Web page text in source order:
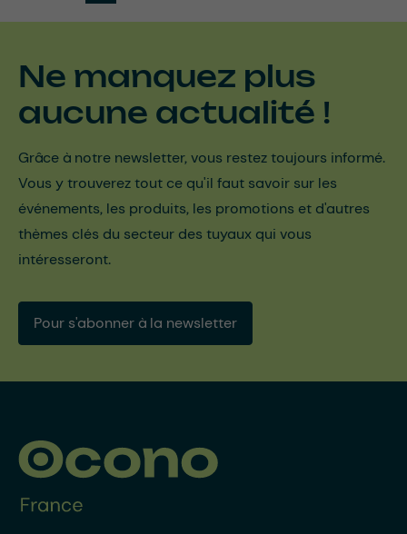
Ne manquez plus
aucune actualité !
Grâce à notre newsletter, vous restez toujours informé.
Vous y trouverez tout ce qu'il faut savoir sur les
événements, les produits, les promotions et d'autres
thèmes clés du secteur des tuyaux qui vous
intéresseront.
Pour s'abonner à la newsletter